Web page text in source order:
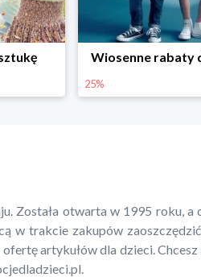
Wiosenne rabaty
25%
Została otwarta w 1995 roku,
w trakcie zakupów
artykułów dla dzieci.